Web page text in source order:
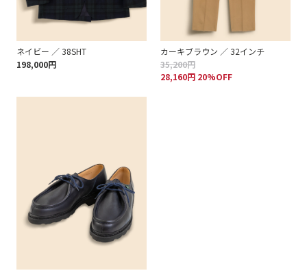
ネイビー ／ 38SHT
198,000円
カーキブラウン ／ 32インチ
35,200円
28,160円 20%OFF